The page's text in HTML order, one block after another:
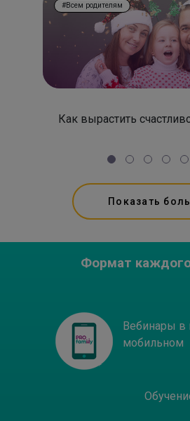
#Всем родителям
Как вырастить
Показать
Формат каждого
Вебинары
мобильном